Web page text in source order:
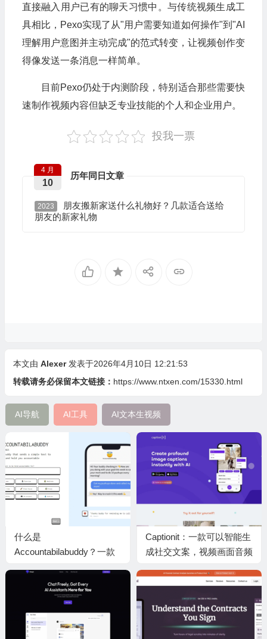
直接融入用户已有的聊天习惯中。与传统视频生成工
具相比，Pexo实现了从"用户需要知道如何操作"到"AI
理解用户意图并主动完成"的范式转变，让视频创作变
得像发送一条消息一样简单。
目前Pexo仍处于内测阶段，特别适合那些需要快
速制作视频内容但缺乏专业技能的个人和企业用户。
投我一票
历年同日文章
4 月
10
2023
朋友搬新家送什么礼物好？几款适合送给
朋友的新家礼物
本文由 Alexer 发表于2026年4月10日 12:21:53
转载请务必保留本文链接： https://www.ntxen.com/15330.html
AI导航 AI工具 AI文本生视频
什么是
Accountabilabuddy？一款
成与目标督促助手
Captionit：一款可以智能生
成社交文案，视频画面音频